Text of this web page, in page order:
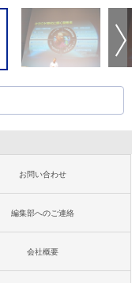
お問い合わせ
編集部へのご連絡
会社概要